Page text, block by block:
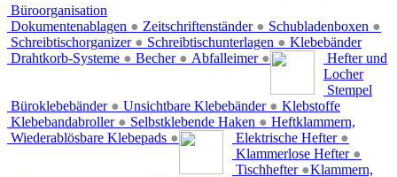
Büroorganisation
Dokumentenablagen ● Zeitschriftenständer ● Schubladenboxen ●
Schreibtischorganizer ● Schreibtischunterlagen ●
Drahtkorb-Systeme ● Becher ● Abfalleimer ●
Klebebänder
Büroklebebänder ● Unsichtbare Klebebänder ●
Klebebandabroller ● Selbstklebende Haken ●
Wiederablösbare Klebepads ●
Hefter und
Locher
Elektrische Hefter ●
Klammerlose Hefter ●
Tischhefter ●
Stempel
Klebstoffe
Heftklammern,
Klammern,